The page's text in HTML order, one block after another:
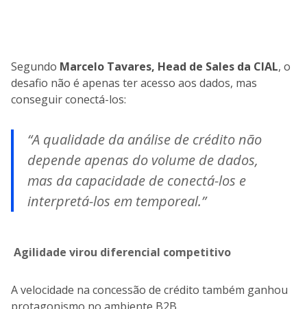
Segundo Marcelo Tavares, Head de Sales da CIAL, o
desafio não é apenas ter acesso aos dados, mas
conseguir conectá-los:
“A qualidade da análise de crédito não
depende apenas do volume de dados,
mas da capacidade de conectá-los e
interpretá-los em temporeal.”
Agilidade virou diferencial competitivo
A velocidade na concessão de crédito também ganhou